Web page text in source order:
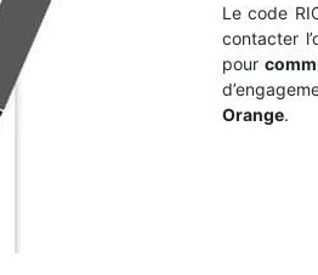
Le code
contacter
pour
Orange.